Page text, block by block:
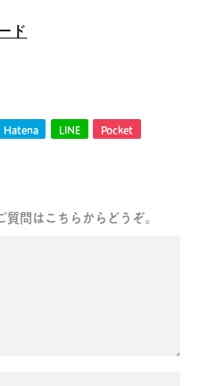
ド
Hatena LINE Pocket
問はこちらからどうぞ。